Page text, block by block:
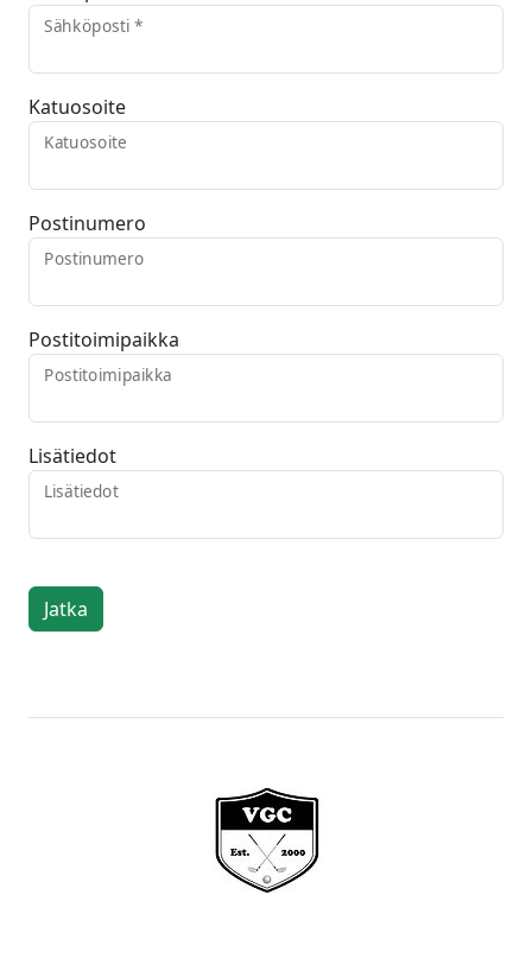
Sähköposti *
Katuosoite
Katuosoite
Postinumero
Postinumero
Postitoimipaikka
Postitoimipaikka
Lisätiedot
Lisätiedot